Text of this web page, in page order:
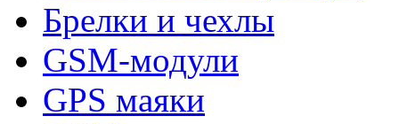
Брелки и чехлы
GSM-модули
GPS маяки